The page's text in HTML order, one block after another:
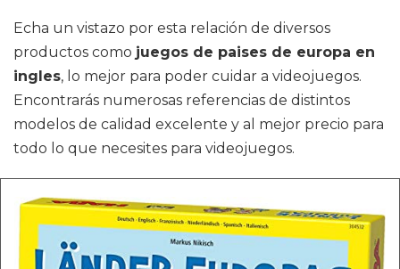
Echa un vistazo por esta relación de diversos
productos como juegos de paises de europa en
ingles, lo mejor para poder cuidar a videojuegos.
Encontrarás numerosas referencias de distintos
modelos de calidad excelente y al mejor precio para
todo lo que necesites para videojuegos.